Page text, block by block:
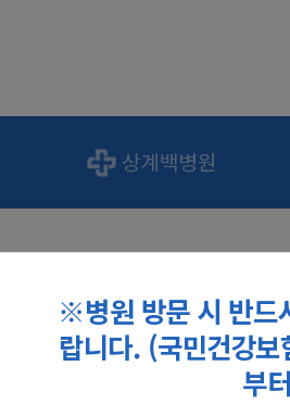
상계백병원
※병원 방문 시 반드
랍니다. (국민건강
부
온